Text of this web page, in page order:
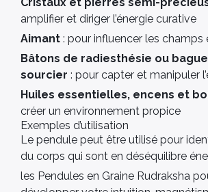
amplifier et diriger l’énergie curative
Aimant : pour influencer les champs
Bâtons de radiesthésie ou
sourcier : pour capter et manipuler
Huiles essentielles, encens et
créer un environnement propice
Exemples d’utilisation
Le pendule peut être utilisé pour
du corps qui sont en déséquilibre
les Pendules en Graine Rudraksha